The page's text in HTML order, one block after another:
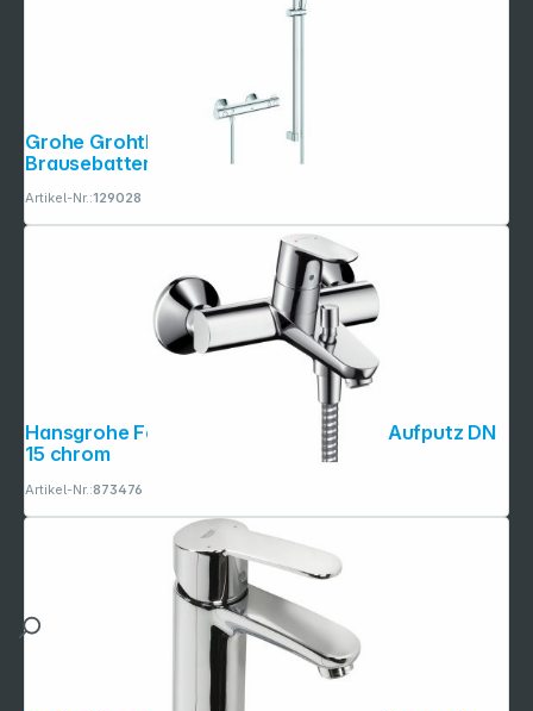
Grohe Grohtherm 800 Thermostat-
Brausebatterie 1/2" mit Brause
Artikel-Nr.:129028
Hansgrohe Focus EH-Wannenmischer Aufputz DN
15 chrom
Artikel-Nr.:873476